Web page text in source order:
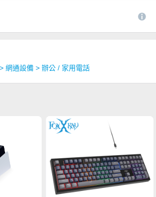
> 網通設備 > 辦公 / 家用電話